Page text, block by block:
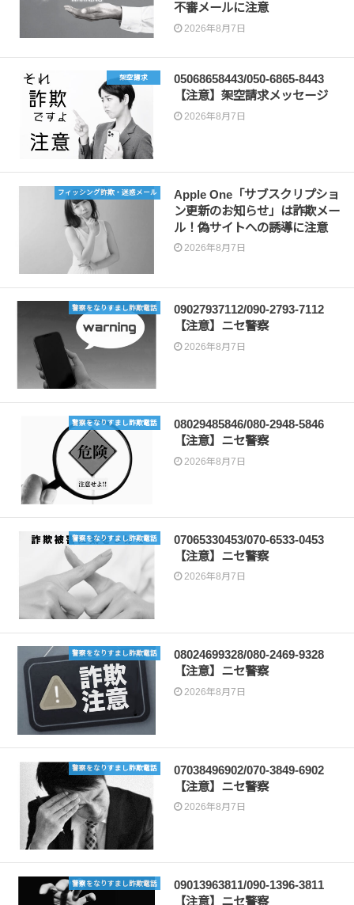
不審メールに注意
2026年8月7日
架空請求
05068658443/050-6865-8443
【注意】架空請求メッセージ
2026年8月7日
フィッシング詐欺・迷惑メール
Apple One「サブスクリプショ
ン更新のお知らせ」は詐欺メー
ル！偽サイトへの誘導に注意
2026年8月7日
警察をなりすまし詐欺電話
09027937112/090-2793-7112
【注意】ニセ警察
2026年8月7日
警察をなりすまし詐欺電話
08029485846/080-2948-5846
【注意】ニセ警察
2026年8月7日
警察をなりすまし詐欺電話
07065330453/070-6533-0453
【注意】ニセ警察
2026年8月7日
警察をなりすまし詐欺電話
08024699328/080-2469-9328
【注意】ニセ警察
2026年8月7日
警察をなりすまし詐欺電話
07038496902/070-3849-6902
【注意】ニセ警察
2026年8月7日
警察をなりすまし詐欺電話
09013963811/090-1396-3811
【注意】ニセ警察